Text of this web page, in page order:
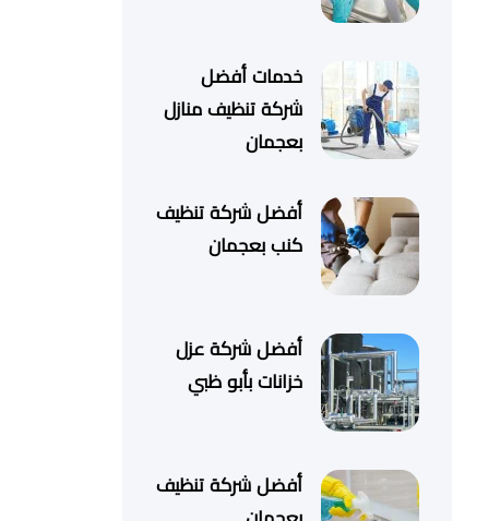
خدمات أفضل
شركة تنظيف منازل
بعجمان
أفضل شركة تنظيف
كنب بعجمان
أفضل شركة عزل
خزانات بأبو ظبي
أفضل شركة تنظيف